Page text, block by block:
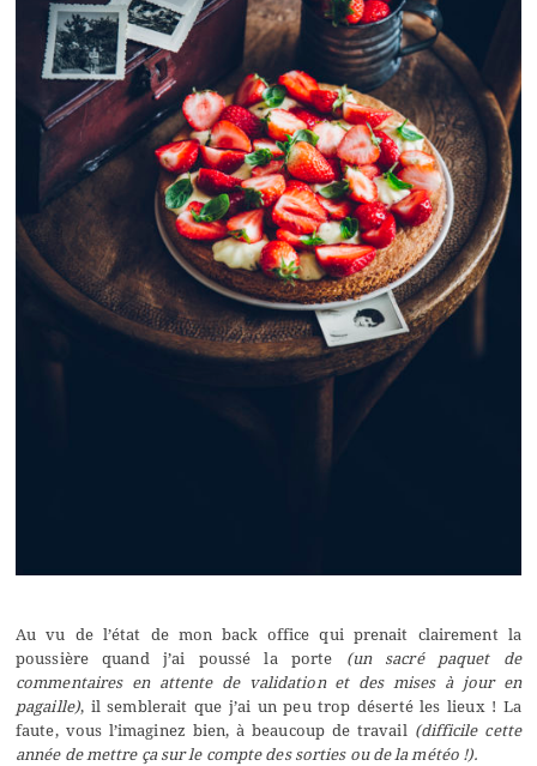
Au vu de l’état de mon back office qui prenait clairement la
poussière quand j’ai poussé la porte (un sacré paquet de
commentaires en attente de validation et des mises à jour en
pagaille), il semblerait que j’ai un peu trop déserté les lieux ! La
faute, vous l’imaginez bien, à beaucoup de travail (difficile cette
année de mettre ça sur le compte des sorties ou de la météo !).